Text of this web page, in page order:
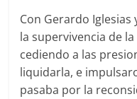
Con Gerardo Iglesias
la supervivencia de
cediendo a las
liquidarla, e
pasaba por la